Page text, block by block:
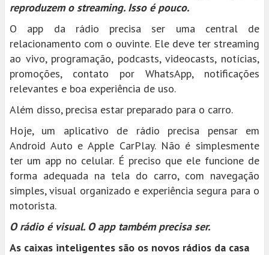
reproduzem o streaming. Isso é pouco.
O app da rádio precisa ser uma central de
relacionamento com o ouvinte. Ele deve ter streaming
ao vivo, programação, podcasts, videocasts, notícias,
promoções, contato por WhatsApp, notificações
relevantes e boa experiência de uso.
Além disso, precisa estar preparado para o carro.
Hoje, um aplicativo de rádio precisa pensar em
Android Auto e Apple CarPlay. Não é simplesmente
ter um app no celular. É preciso que ele funcione de
forma adequada na tela do carro, com navegação
simples, visual organizado e experiência segura para o
motorista.
O rádio é visual. O app também precisa ser.
As caixas inteligentes são os novos rádios da casa